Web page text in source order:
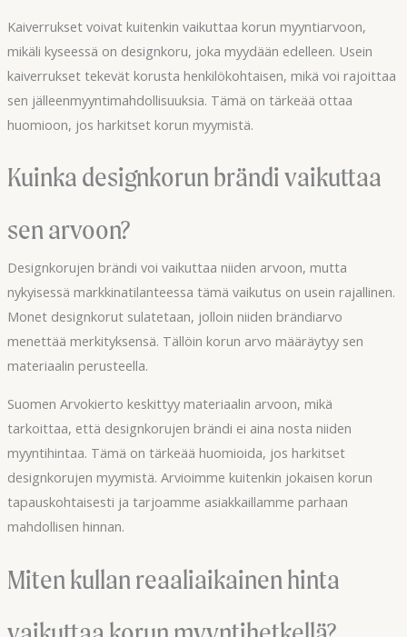
Kaiverrukset voivat kuitenkin vaikuttaa korun myyntiarvoon,
mikäli kyseessä on designkoru, joka myydään edelleen. Usein
kaiverrukset tekevät korusta henkilökohtaisen, mikä voi rajoittaa
sen jälleenmyyntimahdollisuuksia. Tämä on tärkeää ottaa
huomioon, jos harkitset korun myymistä.
Kuinka designkorun brändi vaikuttaa
sen arvoon?
Designkorujen brändi voi vaikuttaa niiden arvoon, mutta
nykyisessä markkinatilanteessa tämä vaikutus on usein rajallinen.
Monet designkorut sulatetaan, jolloin niiden brändiarvo
menettää merkityksensä. Tällöin korun arvo määräytyy sen
materiaalin perusteella.
Suomen Arvokierto keskittyy materiaalin arvoon, mikä
tarkoittaa, että designkorujen brändi ei aina nosta niiden
myyntihintaa. Tämä on tärkeää huomioida, jos harkitset
designkorujen myymistä. Arvioimme kuitenkin jokaisen korun
tapauskohtaisesti ja tarjoamme asiakkaillamme parhaan
mahdollisen hinnan.
Miten kullan reaaliaikainen hinta